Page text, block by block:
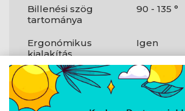
Billenési szög
tartománya
90 - 135 °
Ergonómikus
kialakítás
Igen
Magasságállítás
100 mm
Alapanyag
Alumínium